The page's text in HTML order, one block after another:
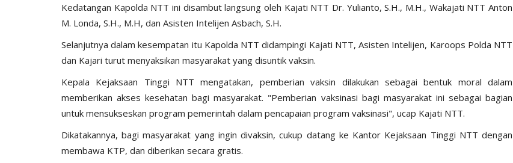
Kedatangan Kapolda NTT ini disambut langsung oleh Kajati NTT Dr. Yulianto, S.H., M.H., Wakajati NTT Anton
M. Londa, S.H., M.H, dan Asisten Intelijen Asbach, S.H.
Selanjutnya dalam kesempatan itu Kapolda NTT didampingi Kajati NTT, Asisten Intelijen, Karoops Polda NTT
dan Kajari turut menyaksikan masyarakat yang disuntik vaksin.
Kepala Kejaksaan Tinggi NTT mengatakan, pemberian vaksin dilakukan sebagai bentuk moral dalam
memberikan akses kesehatan bagi masyarakat. "Pemberian vaksinasi bagi masyarakat ini sebagai bagian
untuk mensukseskan program pemerintah dalam pencapaian program vaksinasi", ucap Kajati NTT.
Dikatakannya, bagi masyarakat yang ingin divaksin, cukup datang ke Kantor Kejaksaan Tinggi NTT dengan
membawa KTP, dan diberikan secara gratis.